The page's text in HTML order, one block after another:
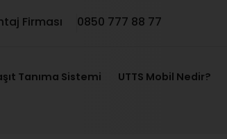
Firması 0850 777 88 77
Tanıma Sistemi UTTS Mobil Nedir?